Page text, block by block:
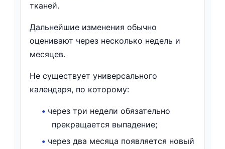
тканей.
Дальнейшие изменения обычно
оценивают через несколько недель и
месяцев.
Не существует универсального
календаря, по которому:
• через три недели обязательно
прекращается выпадение;
• через два месяца появляется новый